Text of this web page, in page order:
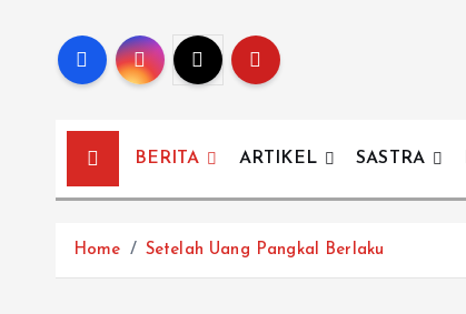
BERITA ARTIKEL SASTRA
Home Setelah Uang Pangkal Berlaku